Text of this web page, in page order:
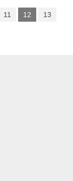
11 12
13